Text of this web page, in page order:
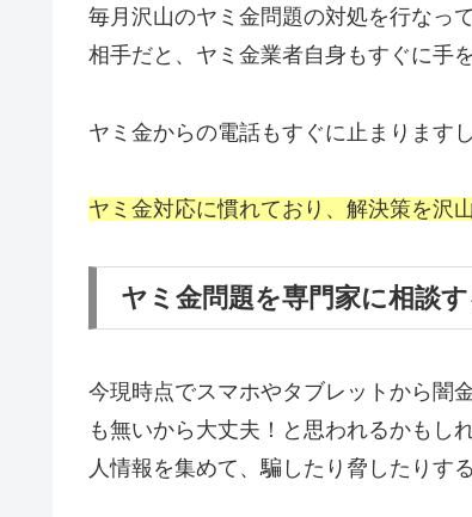
毎月沢山のヤミ金問題の対処を行なっ
相手だと、ヤミ金業者自身もすぐに手
ヤミ金からの電話もすぐに止まります
ヤミ金対応に慣れており、解決策を沢
ヤミ金問題を専門家に相談
今現時点でスマホやタブレットから闇
も無いから大丈夫！と思われるかもし
人情報を集めて、騙したり脅したりす